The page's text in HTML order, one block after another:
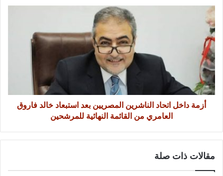
أزمة داخل اتحاد الناشرين المصريين بعد استبعاد خالد فاروق
العامري من القائمة النهائية للمرشحين
مقالات ذات صلة